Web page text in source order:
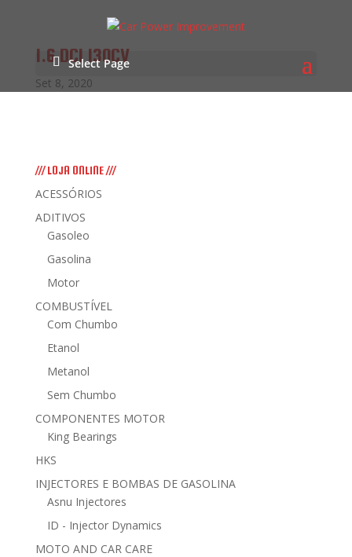
Select Page
1.6 DCI 130CV
Set 8, 2020
/// LOJA ONLINE ///
ACESSÓRIOS
ADITIVOS
Gasoleo
Gasolina
Motor
COMBUSTÍVEL
Com Chumbo
Etanol
Metanol
Sem Chumbo
COMPONENTES MOTOR
King Bearings
HKS
INJECTORES E BOMBAS DE GASOLINA
Asnu Injectores
ID - Injector Dynamics
MOTO AND CAR CARE